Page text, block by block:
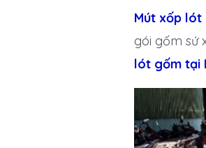
Mút xốp lót
gói gốm sứ
lót gốm tại